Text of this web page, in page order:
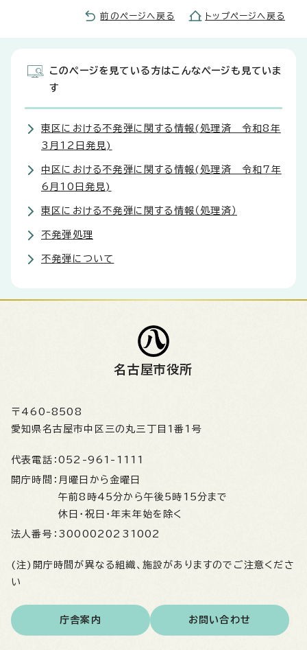
前のページへ戻る トップページへ戻る
このページを見ている方はこんなページも見ていま
す
東区における不発弾に関する情報(処理済 令和8年
3月12日発見)
中区における不発弾に関する情報(処理済 令和7年
6月10日発見)
東区における不発弾に関する情報（処理済）
不発弾処理
不発弾について
名古屋市役所
〒460-8508
愛知県名古屋市中区三の丸三丁目1番1号
代表電話： 052-961-1111
開庁時間： 月曜日から金曜日
午前8時45分から午後5時15分まで
休日・祝日・年末年始を除く
法人番号： 3000020231002
(注)開庁時間が異なる組織、施設がありますのでご注意くださ
い
庁舎案内 お問い合わせ